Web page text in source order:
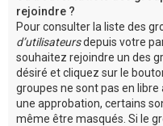
rejoindre ?
Pour consulter la liste des
d’utilisateursdepuis votre
souhaitez rejoindre un des
désiré et cliquez sur le
groupes ne sont pas en
une approbation, certains
même être masqués. Si le